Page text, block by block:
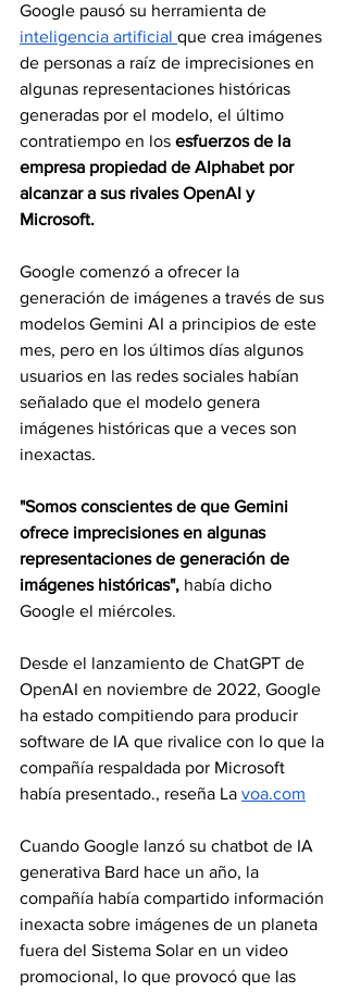
Google pausó su herramienta de
inteligencia artificial que crea imágenes
de personas a raíz de imprecisiones en
algunas representaciones históricas
generadas por el modelo, el último
contratiempo en los esfuerzos de la
empresa propiedad de Alphabet por
alcanzar a sus rivales OpenAI y
Microsoft.
Google comenzó a ofrecer la
generación de imágenes a través de sus
modelos Gemini AI a principios de este
mes, pero en los últimos días algunos
usuarios en las redes sociales habían
señalado que el modelo genera
imágenes históricas que a veces son
inexactas.
"Somos conscientes de que Gemini
ofrece imprecisiones en algunas
representaciones de generación de
imágenes históricas", había dicho
Google el miércoles.
Desde el lanzamiento de ChatGPT de
OpenAI en noviembre de 2022, Google
ha estado compitiendo para producir
software de IA que rivalice con lo que la
compañía respaldada por Microsoft
había presentado., reseña La voa.com
Cuando Google lanzó su chatbot de IA
generativa Bard hace un año, la
compañía había compartido información
inexacta sobre imágenes de un planeta
fuera del Sistema Solar en un video
promocional, lo que provocó que las